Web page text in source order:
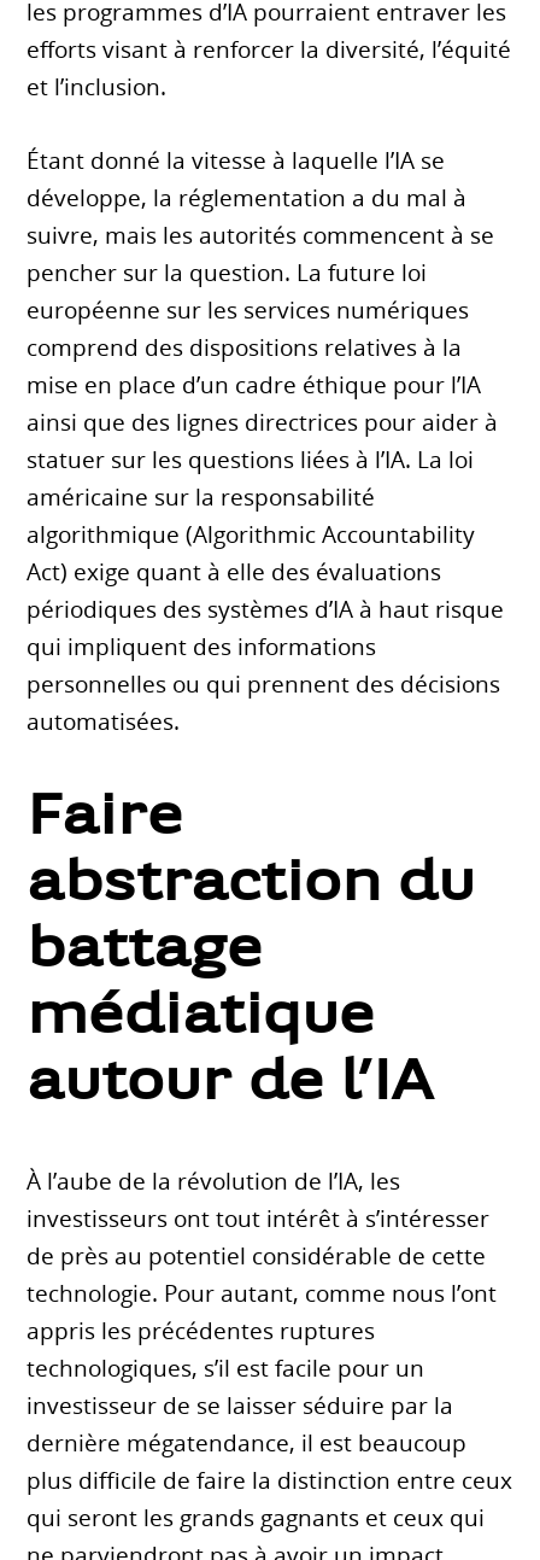
les programmes d’IA pourraient entraver les
efforts visant à renforcer la diversité, l’équité
et l’inclusion.
Étant donné la vitesse à laquelle l’IA se
développe, la réglementation a du mal à
suivre, mais les autorités commencent à se
pencher sur la question. La future loi
européenne sur les services numériques
comprend des dispositions relatives à la
mise en place d’un cadre éthique pour l’IA
ainsi que des lignes directrices pour aider à
statuer sur les questions liées à l’IA. La loi
américaine sur la responsabilité
algorithmique (Algorithmic Accountability
Act) exige quant à elle des évaluations
périodiques des systèmes d’IA à haut risque
qui impliquent des informations
personnelles ou qui prennent des décisions
automatisées.
Faire
abstraction du
battage
médiatique
autour de l’IA
À l’aube de la révolution de l’IA, les
investisseurs ont tout intérêt à s’intéresser
de près au potentiel considérable de cette
technologie. Pour autant, comme nous l’ont
appris les précédentes ruptures
technologiques, s’il est facile pour un
investisseur de se laisser séduire par la
dernière mégatendance, il est beaucoup
plus difficile de faire la distinction entre ceux
qui seront les grands gagnants et ceux qui